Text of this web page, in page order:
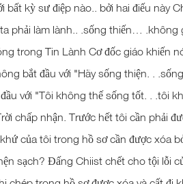
bất kỳ sư điệp nào.. bởi hai điếu này
phải làm lành.. .sống thiến…
trong Tin Lành Cơ đốc giáo khiến
bắt đầu với "Hãy sống thiện. .
với "Tôi không thế sống tốt. . .tôi
chấp nhận. Trước hết tôi cần phải
của tôi trong hồ sơ cần được xóa
sạch? Đấng Chiist chết cho tội lỗi